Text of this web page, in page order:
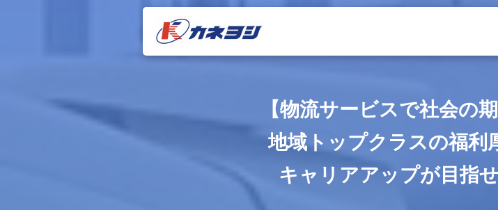
【物流サービスで社会の
地域トップクラスの福利
キャリアアップが目指